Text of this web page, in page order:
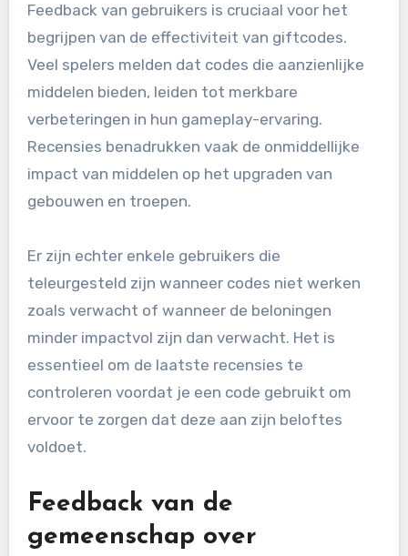
Feedback van gebruikers is cruciaal voor het
begrijpen van de effectiviteit van giftcodes.
Veel spelers melden dat codes die aanzienlijke
middelen bieden, leiden tot merkbare
verbeteringen in hun gameplay-ervaring.
Recensies benadrukken vaak de onmiddellijke
impact van middelen op het upgraden van
gebouwen en troepen.
Er zijn echter enkele gebruikers die
teleurgesteld zijn wanneer codes niet werken
zoals verwacht of wanneer de beloningen
minder impactvol zijn dan verwacht. Het is
essentieel om de laatste recensies te
controleren voordat je een code gebruikt om
ervoor te zorgen dat deze aan zijn beloftes
voldoet.
Feedback van de
gemeenschap over